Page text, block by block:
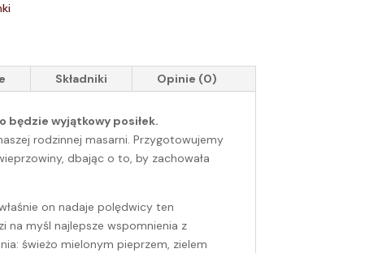
Składniki Opinie (0)
będzie wyjątkowy posiłek.
rodzinnej masarni. Przygotowujemy
dbając o to, by zachowała
on nadaje polędwicy ten
na myśl najlepsze wspomnienia z
świeżo mielonym pieprzem, zielem